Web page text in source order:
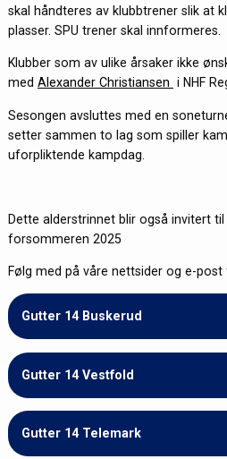
skal håndteres av klubbtrener slik at
plasser. SPU trener skal innformeres.
Klubber som av ulike årsaker ikke
med Alexander Christiansen i NHF
Sesongen avsluttes med en
setter sammen to lag som spiller
uforpliktende kampdag.
Dette alderstrinnet blir også invitert
forsommeren 2025
Følg med på våre nettsider og e-
Gutter 14 Buskerud
Gutter 14 Vestfold
Gutter 14 Telemark